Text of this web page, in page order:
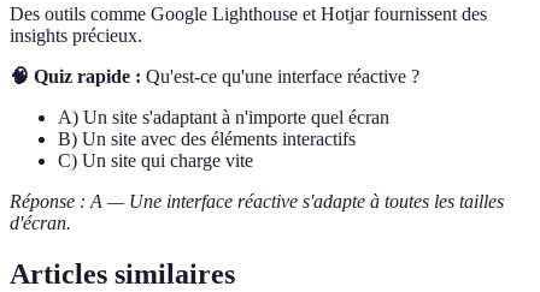
Des outils comme Google Lighthouse et Hotjar fournissent des
insights précieux.
🧠 Quiz rapide : Qu'est-ce qu'une interface réactive ?
A) Un site s'adaptant à n'importe quel écran
B) Un site avec des éléments interactifs
C) Un site qui charge vite
Réponse : A — Une interface réactive s'adapte à toutes les tailles
d'écran.
Articles similaires